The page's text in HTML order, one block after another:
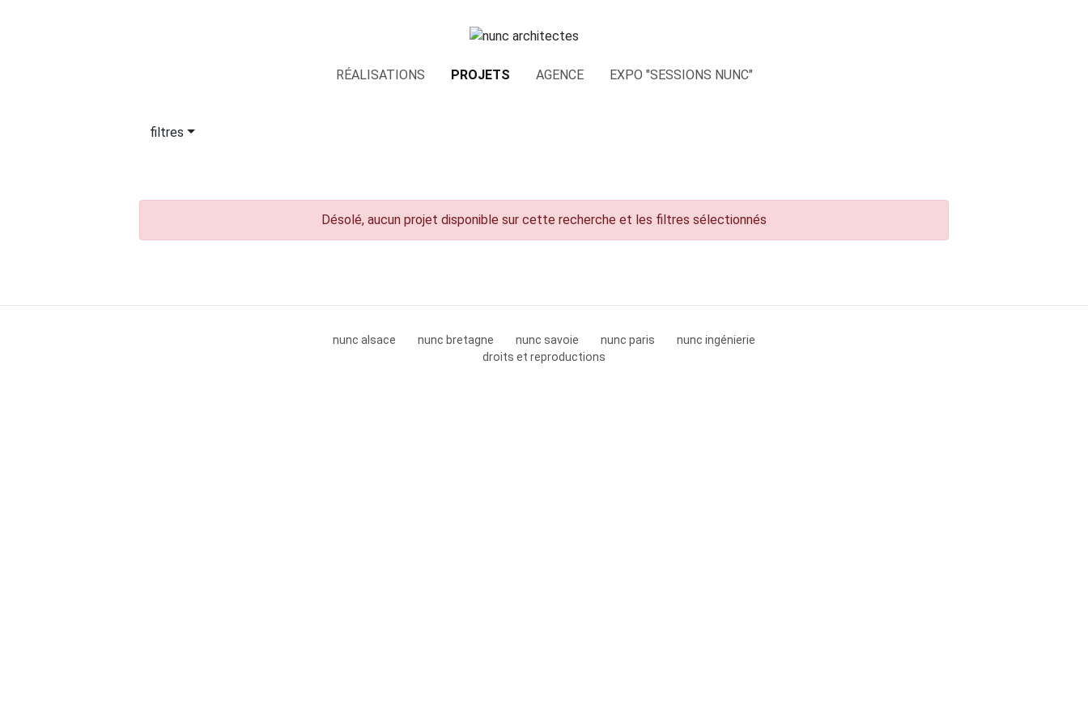
RÉALISATIONS PROJETS AGENCE EXPO "SESSIONS NUNC"
filtres
Désolé, aucun projet disponible sur cette recherche et les filtres sélectionnés
nunc alsace nunc bretagne nunc savoie nunc paris
nunc ingénierie
droits et reproductions